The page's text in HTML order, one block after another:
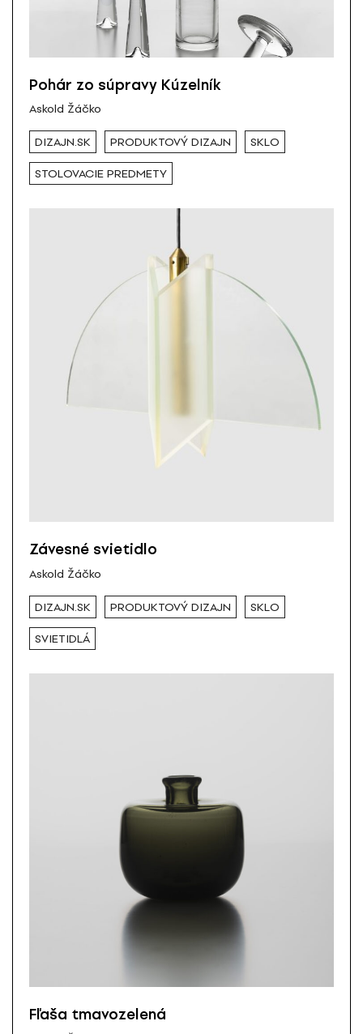
Pohár zo súpravy Kúzelník
Askold Žáčko
DIZAJN.SK PRODUKTOVÝ DIZAJN SKLO
STOLOVACIE PREDMETY
Závesné svietidlo
Askold Žáčko
DIZAJN.SK PRODUKTOVÝ DIZAJN SKLO
SVIETIDLÁ
Fľaša tmavozelená